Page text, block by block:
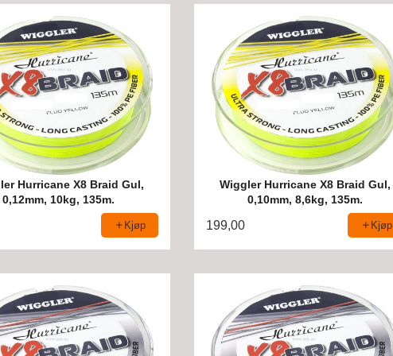
Hurricane X8 Braid Gul,
0,12mm, 10kg, 135m.
Kjøp
Wiggler Hurricane X8 Braid Gul,
0,10mm, 8,6kg, 135m.
199,00 Kjøp